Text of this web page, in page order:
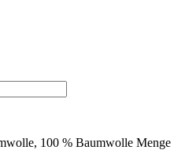
100 % Baumwolle Menge